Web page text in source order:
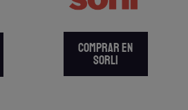
COMPRAR EN
SORLI